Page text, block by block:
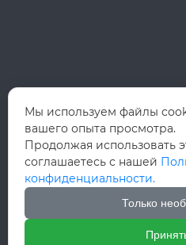
Мы используем файлы
вашего опыта просмотра.
Продолжая использовать
соглашаетесь с нашей
конфиденциальности.
Только